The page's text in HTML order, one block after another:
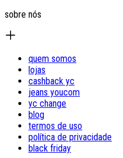
sobre nós
quem somos
lojas
cashback yc
jeans youcom
yc change
blog
termos de uso
política de privacidade
black friday